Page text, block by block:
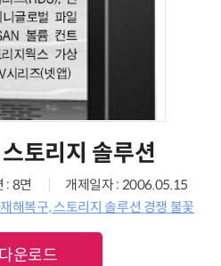
토리지 솔루션
: 8면
개제일자 : 2006.05.15
해복구, 스토리지 솔루션 경쟁 불꽃
다운로드